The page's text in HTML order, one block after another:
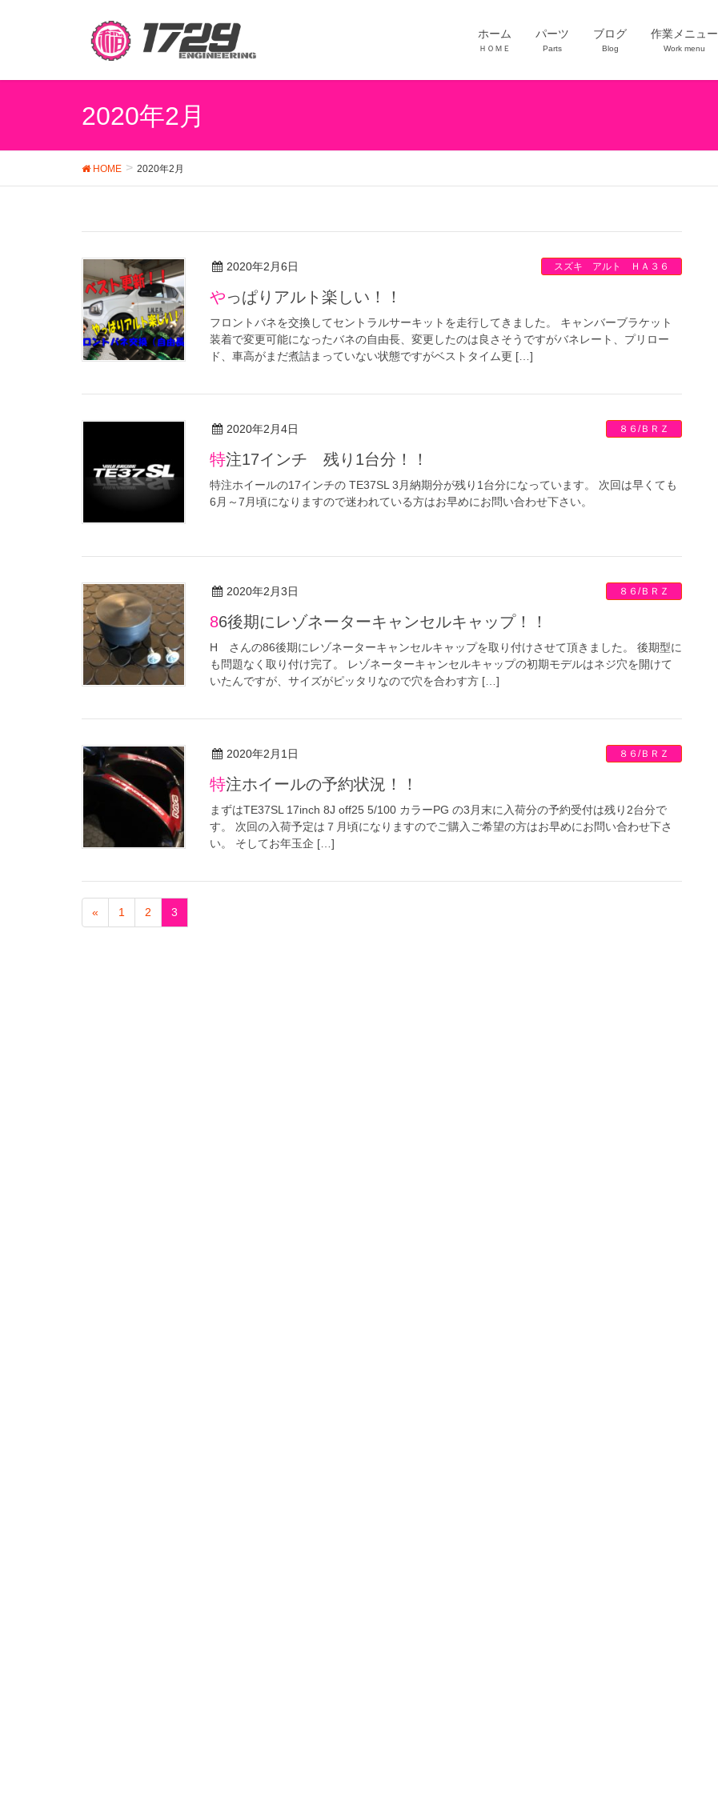
ホーム
ＨＯＭＥ
パーツ
Parts
ブログ
Blog
作業メニュー
Work menu
2020年2月
HOME 2020年2月
2020年2月6日 スズキ アルト ＨＡ３６
やっぱりアルト楽しい！！
フロントバネを交換してセントラルサーキットを走行してきました。 キャンバーブラケット
装着で変更可能になったバネの自由長、変更したのは良さそうですがバネレート、プリロー
ド、車高がまだ煮詰まっていない状態ですがベストタイム更 […]
2020年2月4日 ８６/ＢＲＺ
特注17インチ 残り1台分！！
特注ホイールの17インチの TE37SL 3月納期分が残り1台分になっています。 次回は早くても
6月～7月頃になりますので迷われている方はお早めにお問い合わせ下さい。
2020年2月3日 ８６/ＢＲＺ
86後期にレゾネーターキャンセルキャップ！！
H さんの86後期にレゾネーターキャンセルキャップを取り付けさせて頂きました。 後期型に
も問題なく取り付け完了。 レゾネーターキャンセルキャップの初期モデルはネジ穴を開けて
いたんですが、サイズがピッタリなので穴を合わす方 […]
2020年2月1日 ８６/ＢＲＺ
特注ホイールの予約状況！！
まずはTE37SL 17inch 8J off25 5/100 カラーPG の3月末に入荷分の予約受付は残り2台分で
す。 次回の入荷予定は７月頃になりますのでご購入ご希望の方はお早めにお問い合わせ下さ
い。 そしてお年玉企 […]
« 1 2 3